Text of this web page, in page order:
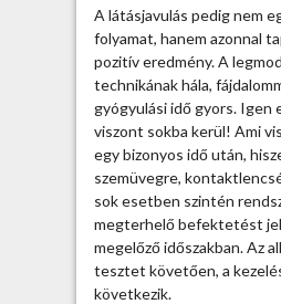
t
i
m
a
g
á
n
r
e
n
d
e
A látásjavulás pedig nem
folyamat, hanem azonnal
pozitív eredmény. A
technikának hála,
gyógyulási idő gyors. Igen
viszont sokba kerül! Ami
egy bizonyos idő után,
szemüvegre,
sok esetben szintén
megterhelő befektetést
megelőző időszakban. Az
tesztet követően, a
következik.